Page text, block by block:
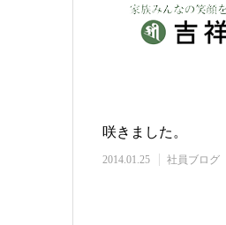
咲きました。
2014.01.25 社員ブログ